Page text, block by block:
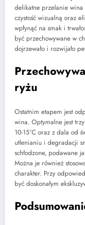
delikatne przelanie
czystość wizualną oraz
wpłynąć na smak i
być przechowywane w
dojrzewało i rozwijało
ryżu
Ostatnim etapem jest
wina. Optymalne jest
10-15°C oraz z dala od
utlenianiu i degradacji
schłodzone, podawane
Można je również
charakter. Przy
być doskonałym